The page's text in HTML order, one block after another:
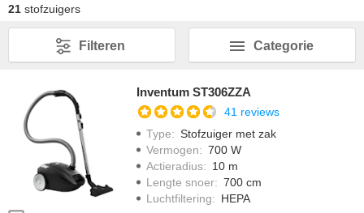
stofzuigers ↓
21 stofzuigers
Categorie
Filteren
Inventum ST306ZZA
41 reviews
Type: Stofzuiger met zak
Vermogen: 700 W
Actieradius: 10 m
Lengte snoer: 700 cm
Luchtfiltering: HEPA